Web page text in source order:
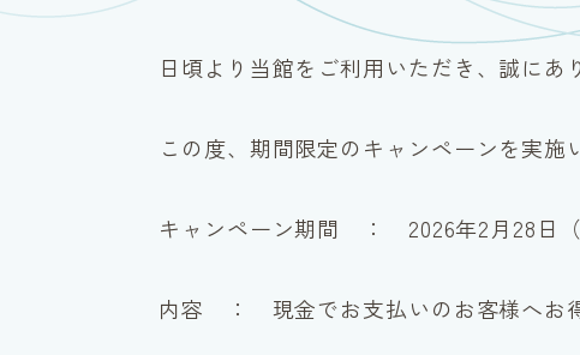
日頃より当館をご利用いただき、誠にあ
この度、期間限定のキャンペーンを実施
キャンペーン期間 ： 2026年2月28日（
内容 ： 現金でお支払いのお客様へお